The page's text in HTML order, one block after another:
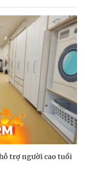
trợ người cao tuổi